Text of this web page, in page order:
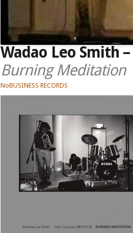
Wadao Leo Smith
Burning Meditation
NoBUSINESS RECORDS